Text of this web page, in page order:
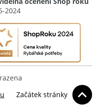
2024
Začátek stránky